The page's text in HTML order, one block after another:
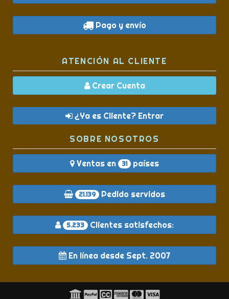
Pago y envío
ATENCIÓN AL CLIENTE
Crear Cuenta
¿Ya es Cliente? Entrar
SOBRE NOSOTROS
Ventas en 31 países
21.139 Pedido servidos
5.233 Clientes satisfechos:
En línea desde Sept. 2007